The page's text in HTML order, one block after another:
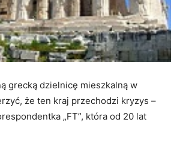
grecką dzielnicę mieszkalną w
że ten kraj przechodzi kryzys –
„FT”, która od 20 lat